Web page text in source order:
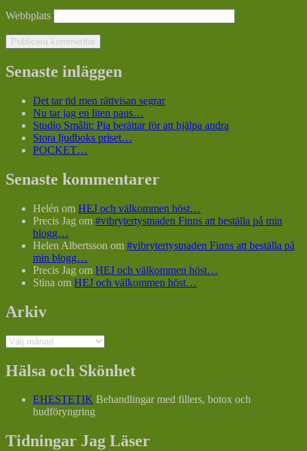
Webbplats
Senaste inläggen
Det tar tid men rättvisan segrar
Nu tar jag en liten paus…
Studio Smålit: Pia berättar för att hjälpa andra
Stora ljudboks priset…
POCKET…
Senaste kommentarer
Helén om HEJ och välkommen höst…
Precis Jag om #vibrytertystnaden Finns att beställa på min
blogg…
Helen Albertsson om #vibrytertystnaden Finns att beställa på
min blogg…
Precis Jag om HEJ och välkommen höst…
Stina om HEJ och välkommen höst…
Arkiv
Arkiv
Hälsa och Skönhet
EHESTETIK Behandlingar med fillers, botox och
hudföryngring
Tidningar Jag Läser